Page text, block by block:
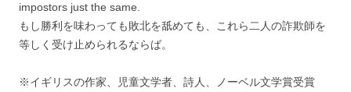
impostors just the same.
もし勝利を味わっても敗北を舐めても、これら二人の詐欺師を
等しく受け止められるならば。
※イギリスの作家、児童文学者、詩人、ノーベル文学賞受賞